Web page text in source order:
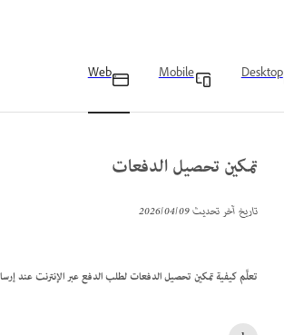
Desktop
Mobile
Web
تمكين تحصيل الدفعات
تاريخ آخر تحديث09‏/04‏/2026
تعلَّم كيفية تمكين تحصيل الدفعات لطلب الدفع عبر الإنترنت عند